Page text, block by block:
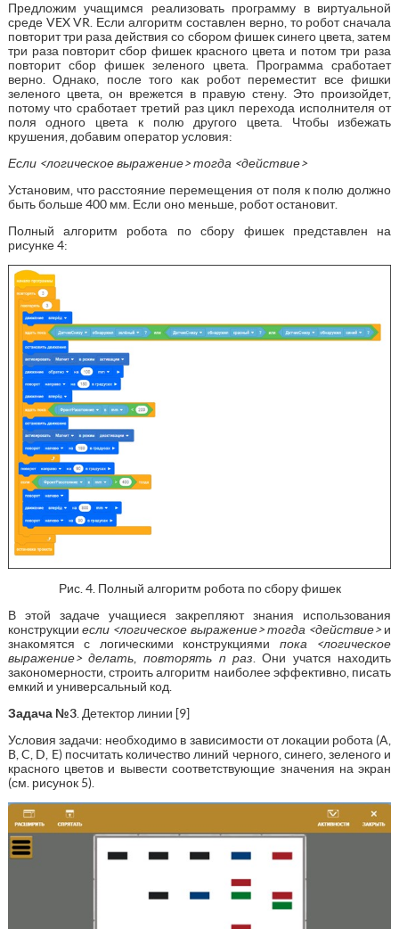
Предложим учащимся реализовать программу в виртуальной
среде VEX VR. Если алгоритм составлен верно, то робот сначала
повторит три раза действия со сбором фишек синего цвета, затем
три раза повторит сбор фишек красного цвета и потом три раза
повторит сбор фишек зеленого цвета. Программа сработает
верно. Однако, после того как робот переместит все фишки
зеленого цвета, он врежется в правую стену. Это произойдет,
потому что сработает третий раз цикл перехода исполнителя от
поля одного цвета к полю другого цвета. Чтобы избежать
крушения, добавим оператор условия:
Если <логическое выражение> тогда <действие>
Установим, что расстояние перемещения от поля к полю должно
быть больше 400 мм. Если оно меньше, робот остановит.
Полный алгоритм робота по сбору фишек представлен на
рисунке 4:
Рис. 4. Полный алгоритм робота по сбору фишек
В этой задаче учащиеся закрепляют знания использования
конструкции если <логическое выражение> тогда <действие>и
знакомятся с логическими конструкциями пока <логическое
выражение> делать
повторять n раз . Они учатся находить
закономерности, строить алгоритм наиболее эффективно, писать
емкий и универсальный код.
Задача №3. Детектор линии [9]
Условия задачи: необходимо в зависимости от локации робота (A,
B, C, D, E) посчитать количество линий черного, синего, зеленого и
красного цветов и вывести соответствующие значения на экран
(см. рисунок 5).